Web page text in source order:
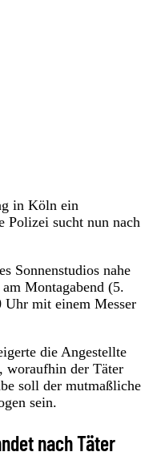
in Köln ein
Polizei sucht nun nach
Sonnenstudios nahe
Montagabend (5.
Uhr mit einem Messer
die Angestellte
woraufhin der Täter
soll der mutmaßliche
sein.
nach Täter